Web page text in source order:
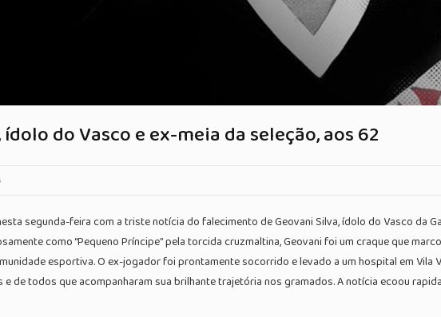
do Vasco e ex-meia da seleção, aos 62
segunda-feira com a triste notícia do falecimento de Geovani Silva, ídolo do Vasco da
como “Pequeno Príncipe” pela torcida cruzmaltina, Geovani foi um craque que
esportiva. O ex-jogador foi prontamente socorrido e levado a um hospital em Vila
de todos que acompanharam sua brilhante trajetória nos gramados. A notícia ecoou